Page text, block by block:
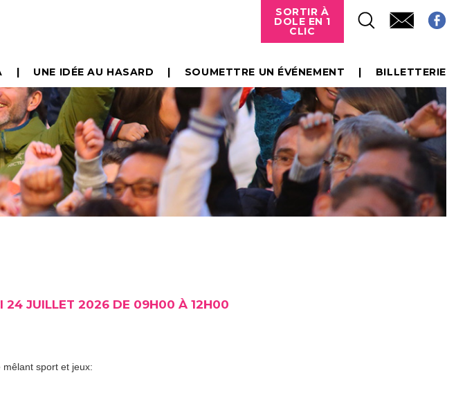
SORTIR À
DOLE EN 1
CLIC
UNE IDÉE AU HASARD SOUMETTRE UN ÉVÉNEMENT BILLETTERIE
24 JUILLET 2026 DE 09H00 À 12H00
sport et jeux: